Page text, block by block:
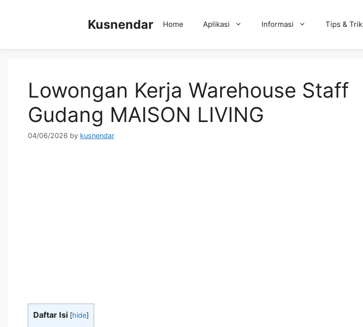
Kusnendar Home Aplikasi Informasi Tips & Trik
Lowongan Kerja Warehouse Staff
Gudang MAISON LIVING
04/06/2026 by kusnendar
Daftar Isi [hide]